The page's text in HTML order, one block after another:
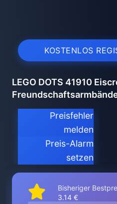
KOSTENLOS
LEGO DOTS 41910
Preisfehler
melden
Preis-Alarm
setzen
Bisheriger
3.14 €